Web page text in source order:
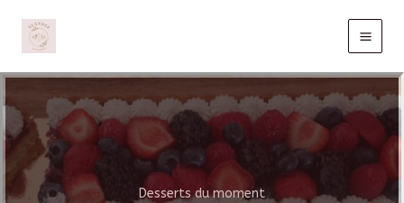
contenu
Desserts du moment